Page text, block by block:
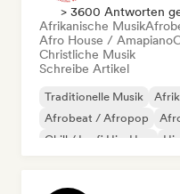
> 3600 Antworten
Afrikanische Musik
Afro House / Amapiano
Christliche Musik
Schreibe Artikel
Traditionelle Musik
Afrobeat / Afropop
Chill / Lo-fi Hip-Hop